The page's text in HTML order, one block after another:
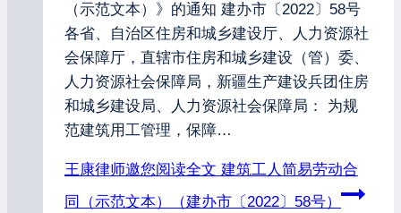
（示范文本）》的通知 建办市〔2022〕58号
各省、自治区住房和城乡建设厅、人力资源社
会保障厅，直辖市住房和城乡建设（管）委、
人力资源社会保障局，新疆生产建设兵团住房
和城乡建设局、人力资源社会保障局： 为规
范建筑用工管理，保障…
王康律师邀您阅读全文 建筑工人简易劳动合
同（示范文本）（建办市〔2022〕58号）